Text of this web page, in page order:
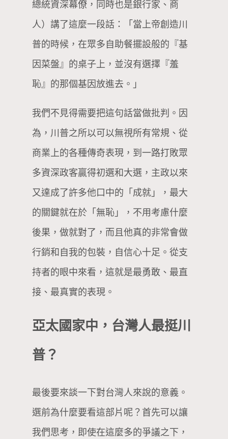
總統資深幕僚，同時也是銀行家、商
人）講了這麼一段話：「當上帝創造川
普的時候，在眾多自助餐擺設般的『基
因菜盤』的桌子上，並沒有選擇『羞
恥』的那個基因放進去。」
我們不見得需要把這句話當做批判。因
為，川普之所以可以無視所有常規、從
商業上的各種傳奇表現，到一路打敗眾
多資深政客贏得初選和大選，主政以來
又達成了許多他口中的「成就」，最大
的關鍵就在於「無恥」，不用考慮什麼
後果，做就對了，而且他真的非常會做
行銷和自我的包裝，自信心十足。從支
持者的眼中來看，這就是最勇敢、最直
接、最真實的表現。
亞太國家中，台灣人最挺川
普？
最後要來談一下對台灣人來說的意義。
選前為什麼要看這部片呢？首先可以讓
我們思考，即使在這麼多的爭議之下，